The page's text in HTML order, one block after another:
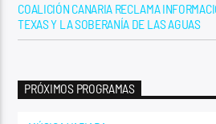
COALICIÓN CANARIA RECLAMA
TEXAS Y LA SOBERANÍA DE LAS AGUAS
PRÓXIMOS PROGRAMAS